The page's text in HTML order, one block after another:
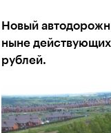
Новый
ныне
рублей.